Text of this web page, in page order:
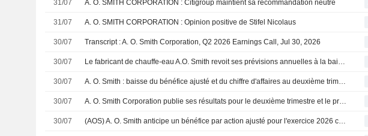
31/07 A. O. SMITH CORPORATION : Citigroup maintient sa recommandation neutre
31/07 A. O. SMITH CORPORATION : Opinion positive de Stifel Nicolaus
30/07 Transcript : A. O. Smith Corporation, Q2 2026 Earnings Call, Jul 30, 2026
30/07 Le fabricant de chauffe-eau A.O. Smith revoit ses prévisions annuelles à la baisse face à la faiblesse de la demande en Chine
30/07 A. O. Smith : baisse du bénéfice ajusté et du chiffre d'affaires au deuxième trimestre ; les prévisions pour 2026 revues à la baisse
30/07 A. O. Smith Corporation publie ses résultats pour le deuxième trimestre et le premier semestre clos le 30 juin 2026
30/07 (AOS) A. O. Smith anticipe un bénéfice par action ajusté pour l'exercice 2026 compris entre 3,70 $ et 3,85 $, contre un consensus FactSet de 3,76 $